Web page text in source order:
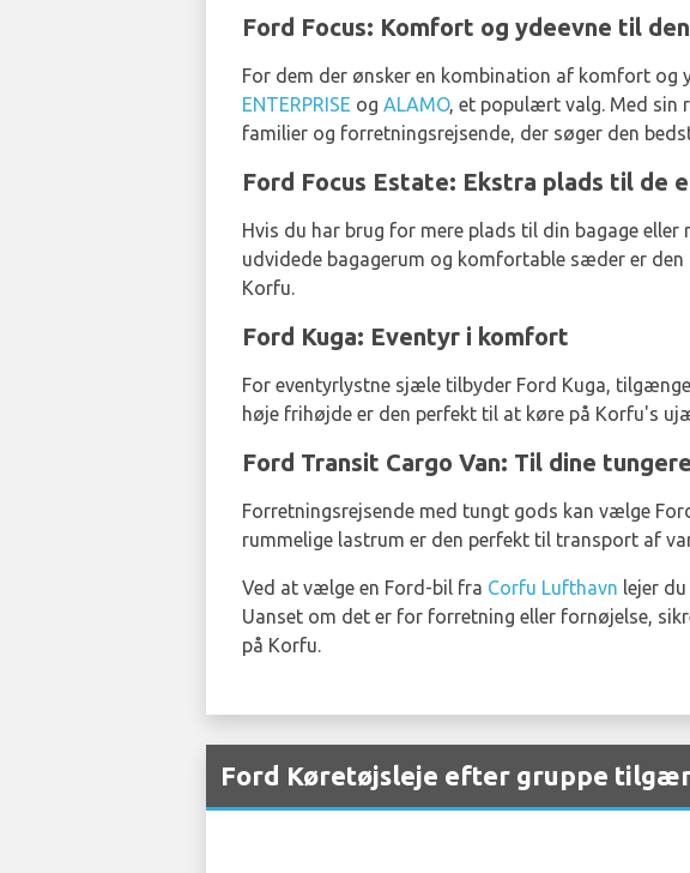
Ford Focus: Komfort og ydeevne til
For dem der ønsker en kombination af komfort og
ENTERPRISE og ALAMO, et populært valg. Med sin
familier og forretningsrejsende, der søger den
Ford Focus Estate: Ekstra plads til de
Hvis du har brug for mere plads til din bagage
udvidede bagagerum og komfortable sæder er
Korfu.
Ford Kuga: Eventyr i komfort
For eventyrlystne sjæle tilbyder Ford Kuga,
høje frihøjde er den perfekt til at køre på Korfu's
Ford Transit Cargo Van: Til dine
Forretningsrejsende med tungt gods kan vælge
rummelige lastrum er den perfekt til transport af
Ved at vælge en Ford-bil fra Corfu Lufthavn lejer
Uanset om det er for forretning eller fornøjelse,
på Korfu.
Ford Køretøjsleje efter gruppe